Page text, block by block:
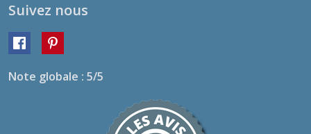
Suivez nous
Note globale : 5/5